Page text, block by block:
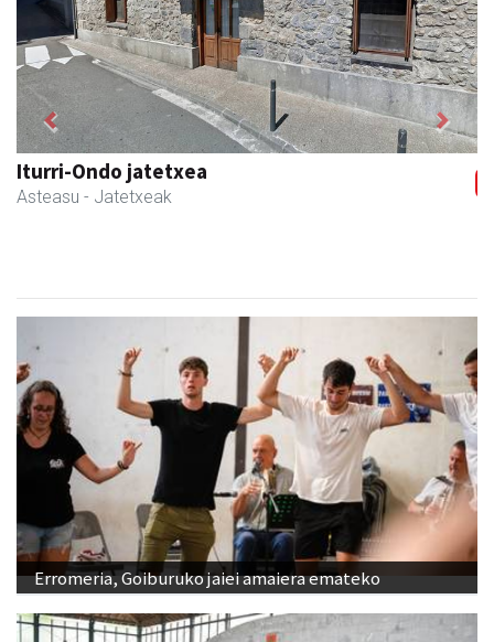
Transportes Lakunza
Asteasu - Garraioak
Previous Next
Erromeria, Goiburuko jaiei amaiera emateko